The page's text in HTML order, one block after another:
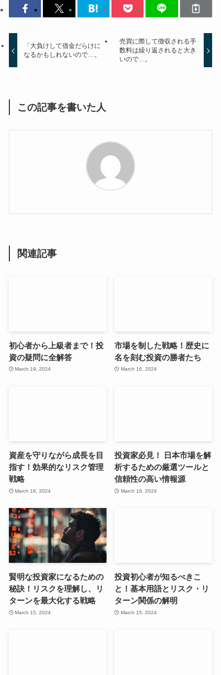
「大負けして借金だらけに
なるかもしれないので…。
売買に際して徴収される手
数料は繰り返されると大き
いので…。
この記事を書いた人
関連記事
初心者から上級者まで！投
資の疑問に全解答
March 19, 2024
市場を制した戦略！歴史に
名を刻む投資の勝者たち
March 16, 2024
資産を守りながら成長を目
指す！効果的なリスク管理
戦略
March 16, 2024
投資家必見！ 日本市場を解
析するための厳選ツールと
信頼性の高い情報源
March 16, 2024
賢明な投資家になるための
秘訣！リスクを理解し、リ
ターンを最大化する戦略
March 15, 2024
投資初心者が知るべきこ
と！基本用語とリスク・リ
ターン関係の解明
March 15, 2024